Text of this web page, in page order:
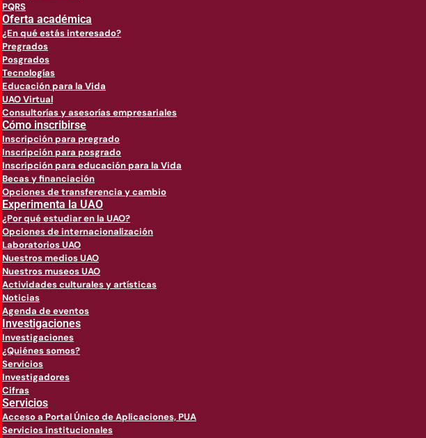
PQRS
Oferta académica
¿En qué estás interesado?
Pregrados
Posgrados
Tecnologías
Educación para la Vida
UAO Virtual
Consultorías y asesorías empresariales
Cómo inscribirse
Inscripción para pregrado
Inscripción para posgrado
Inscripción para educación para la Vida
Becas y financiación
Opciones de transferencia y cambio
Experimenta la UAO
¿Por qué estudiar en la UAO?
Opciones de internacionalización
Laboratorios UAO
Nuestros medios UAO
Nuestros museos UAO
Actividades culturales y artísticas
Noticias
Agenda de eventos
Investigaciones
Investigaciones
¿Quiénes somos?
Servicios
Investigadores
Cifras
Servicios
Acceso a Portal Único de Aplicaciones, PUA
Servicios institucionales